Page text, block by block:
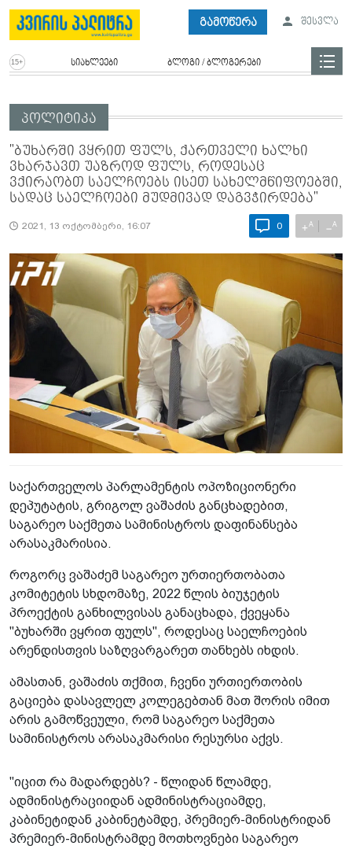
გამოწერა შესვლა
სიახლეები ბლოგი / ბლოგერები
პოლიტიკა
"ბუხარში ვყრით ფულს, ქართველი ხალხი
ვხარჯავთ უაზროდ ფულს, როდესაც
ვქირაობთ საელჩოებს ისეთ სახელმწიფოებში,
სადაც საელჩოები მუდმივად დაგვჭირდება"
2021, 13 ოქტომბერი, 16:07 0 +A −A
საქართველოს პარლამენტის ოპოზიციონერი
დეპუტატის, გრიგოლ ვაშაძის განცხადებით,
საგარეო საქმეთა სამინისტროს დაფინანსება
არასაკმარისია.
როგორც ვაშაძემ საგარეო ურთიერთობათა
კომიტეტის სხდომაზე, 2022 წლის ბიუჯეტის
პროექტის განხილვისას განაცხადა, ქვეყანა
"ბუხარში ვყრით ფულს", როდესაც საელჩოების
არენდისთვის საზღვარგარეთ თანხებს იხდის.
ამასთან, ვაშაძის თქმით, ჩვენი ურთიერთობის
გაციება დასავლელ კოლეგებთან მათ შორის იმით
არის გამოწვეული, რომ საგარეო საქმეთა
სამინისტროს არასაკმარისი რესურსი აქვს.
"იცით რა მადარდებს? - წლიდან წლამდე,
ადმინისტრაციიდან ადმინისტრაციამდე,
კაბინეტიდან კაბინეტამდე, პრემიერ-მინისტრიდან
პრემიერ-მინისტრამდე მოთხოვნები საგარეო